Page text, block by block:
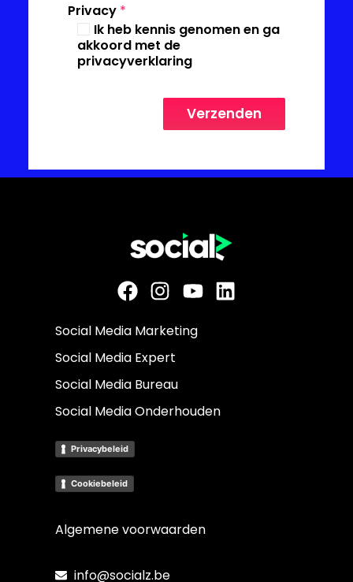
Privacy *
Ik heb kennis genomen en ga
akkoord met de
privacyverklaring
Verzenden
Social Media Marketing
Social Media Expert
Social Media Bureau
Social Media Onderhouden
Privacybeleid
Cookiebeleid
Algemene voorwaarden
info@socialz.be